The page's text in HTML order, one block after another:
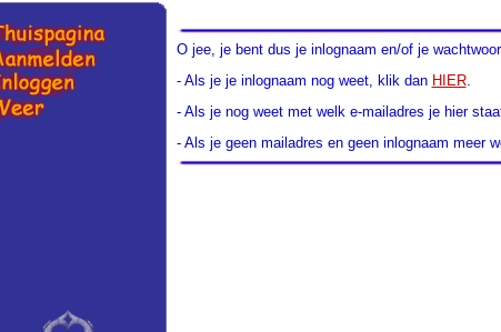
O jee, je bent dus je inlognaam en/of je
- Als je je inlognaam nog weet, klik dan HIER.
- Als je nog weet met welk e-mailadres je hier
- Als je geen mailadres en geen inlognaam meer